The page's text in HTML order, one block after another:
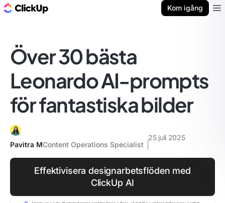
Kom igång
Över 30 bästa
Leonardo AI-prompts
för fantastiska bilder
Pavitra MContent Operations Specialist
25 juli 2025
Effektivisera designarbetsflöden med
ClickUp AI